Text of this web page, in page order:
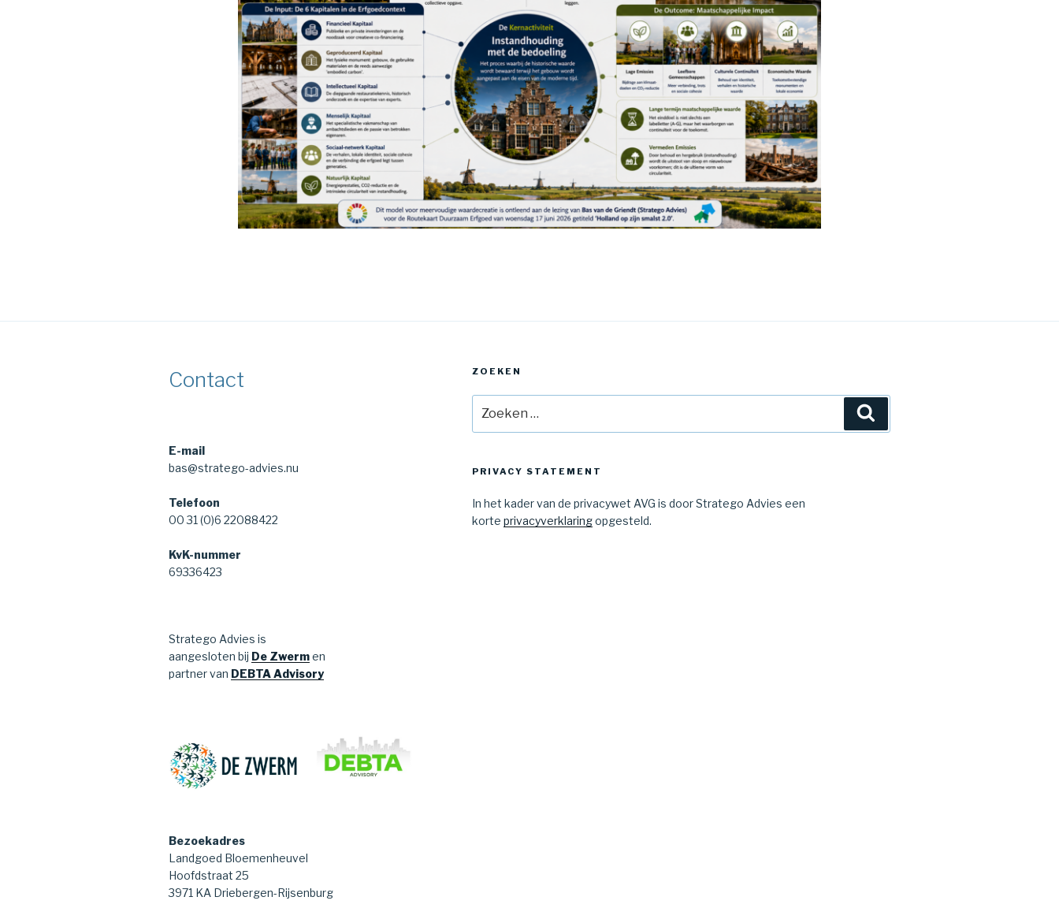
Contact
E-mail
bas@stratego-advies.nu
Telefoon
00 31 (0)6 22088422
KvK-nummer
69336423
Stratego Advies is
aangesloten bij De Zwermen
partner van DEBTA Advisory
Bezoekadres
Landgoed Bloemenheuvel
Hoofdstraat 25
3971 KA Driebergen-Rijsenburg
ZOEKEN
naar:
PRIVACY STATEMENT
In het kader van de privacywet AVG is door Stratego Advies een
korte privacyverklaringopgesteld.